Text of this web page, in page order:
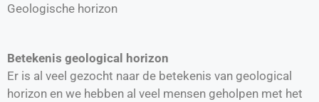
Geologische horizon
Betekenis geological horizon
Er is al veel gezocht naar de betekenis van geological
horizon en we hebben al veel mensen geholpen met het